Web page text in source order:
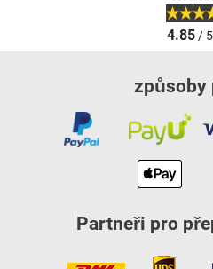
4.85/
způsoby
Partneři pro